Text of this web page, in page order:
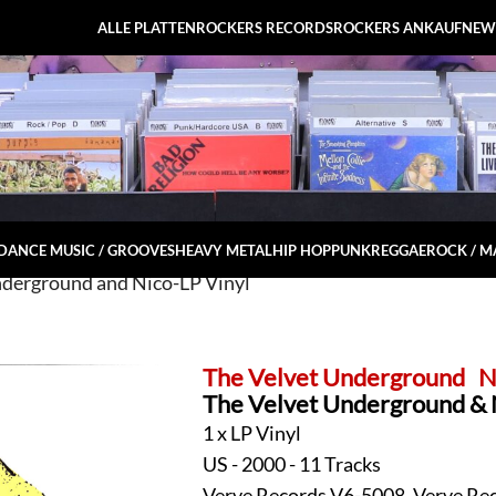
ALLE PLATTENROCKERS RECORDSROCKERS ANKAUF
MUSIC / GROOVESHEAVY METALHIP HOPPUNKREGGAEROCK /
and Nico-LP Vinyl
The Velvet Underground
The Velvet Underground &
1 x LP Vinyl
US - 2000 - 11 Tracks